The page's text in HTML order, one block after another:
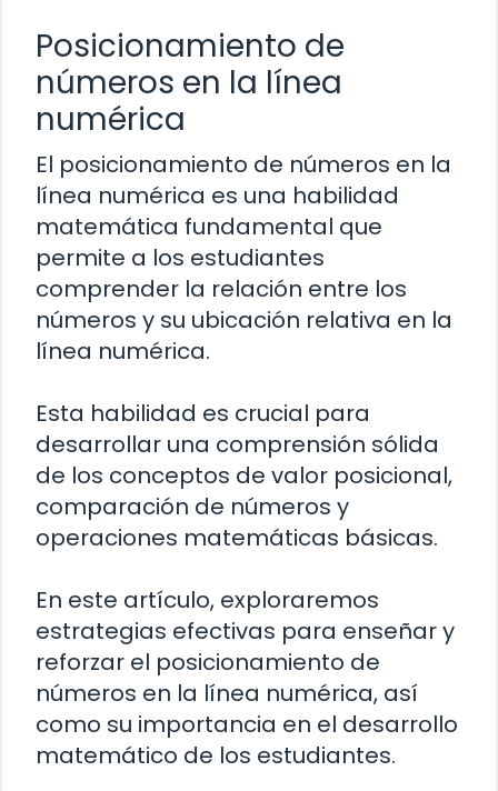
Posicionamiento de
números en la línea
numérica
El posicionamiento de números en la
línea numérica es una habilidad
matemática fundamental que
permite a los estudiantes
comprender la relación entre los
números y su ubicación relativa en la
línea numérica.
Esta habilidad es crucial para
desarrollar una comprensión sólida
de los conceptos de valor posicional,
comparación de números y
operaciones matemáticas básicas.
En este artículo, exploraremos
estrategias efectivas para enseñar y
reforzar el posicionamiento de
números en la línea numérica, así
como su importancia en el desarrollo
matemático de los estudiantes.